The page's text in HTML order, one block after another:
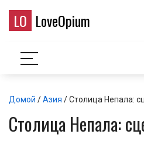
LO LoveOpium
Домой /Азия / Столица Непала:
Столица Непала: